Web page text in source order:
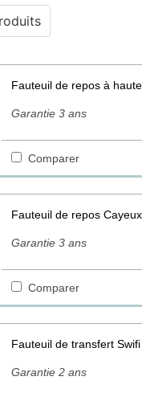
Fauteuil de repos à
Garantie 3 ans
Comparer
Fauteuil de repos
Garantie 3 ans
Comparer
Fauteuil de transfert
Garantie 2 ans